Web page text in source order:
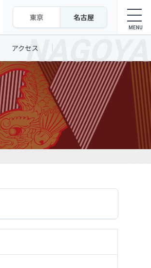
東京 名古屋
アクセス